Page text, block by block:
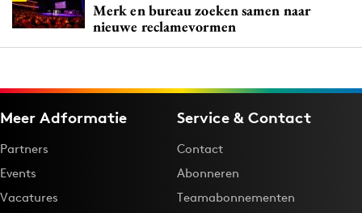
Merk en bureau zoeken samen naar
nieuwe reclamevormen
Meer Adformatie
Partners
Events
Vacatures
Service & Contact
Contact
Abonneren
Teamabonnementen